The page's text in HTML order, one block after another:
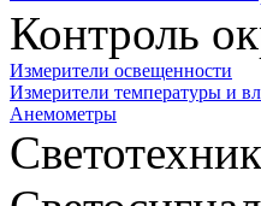
Контроль
Измерители освещенности
Измерители температуры и
Анемометры